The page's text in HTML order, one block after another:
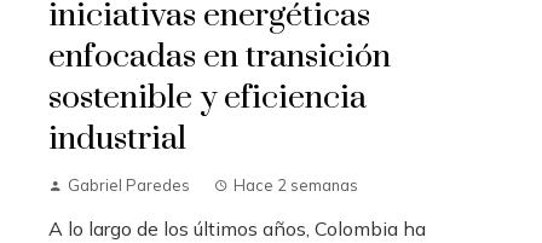
iniciativas energéticas
enfocadas en transición
sostenible y eficiencia
industrial
Gabriel Paredes Hace 2 semanas
A lo largo de los últimos años, Colombia ha